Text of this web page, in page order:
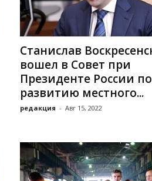
Станислав
вошел в Совет при
Президенте России по
развитию местного...
редакция - Авг 15, 2022